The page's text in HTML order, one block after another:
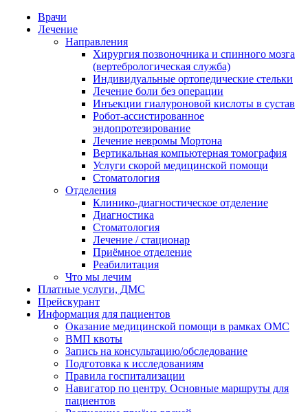
Врачи
Лечение
Направления
Хирургия позвоночника и спинного мозга
(вертебрологическая служба)
Индивидуальные ортопедические стельки
Лечение боли без операции
Инъекции гиалуроновой кислоты в сустав
Робот-ассистированное
эндопротезирование
Лечение невромы Мортона
Вертикальная компьютерная томография
Услуги скорой медицинской помощи
Стоматология
Отделения
Клинико-диагностическое отделение
Диагностика
Стоматология
Лечение / стационар
Приёмное отделение
Реабилитация
Что мы лечим
Платные услуги, ДМС
Прейскурант
Информация для пациентов
Оказание медицинской помощи в рамках ОМС
ВМП квоты
Запись на консультацию/обследование
Подготовка к исследованиям
Правила госпитализации
Навигатор по центру. Основные маршруты для
пациентов